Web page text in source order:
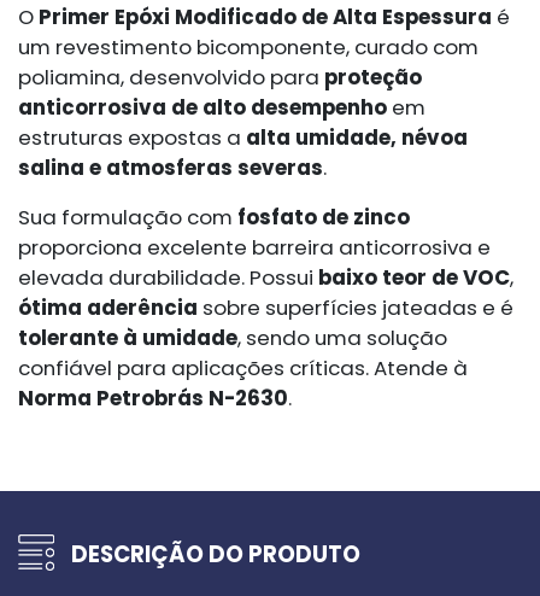
O Primer Epóxi Modificado de Alta Espessura é
um revestimento bicomponente, curado com
poliamina, desenvolvido para proteção
anticorrosiva de alto desempenho em
estruturas expostas a alta umidade, névoa
salina e atmosferas severas.
Sua formulação com fosfato de zinco
proporciona excelente barreira anticorrosiva e
elevada durabilidade. Possui baixo teor de VOC,
ótima aderência sobre superfícies jateadas e é
tolerante à umidade, sendo uma solução
confiável para aplicações críticas. Atende à
Norma Petrobrás N-2630.
DESCRIÇÃO DO PRODUTO